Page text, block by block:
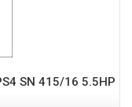
SN 415/16 5.5HP